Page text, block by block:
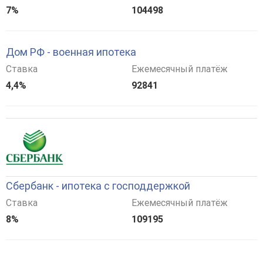
7%
104498
Дом РФ - военная ипотека
Ставка
4,4%
Ежемесячный платёж
92841
Сбербанк - ипотека с господдержкой
Ставка
8%
Ежемесячный платёж
109195